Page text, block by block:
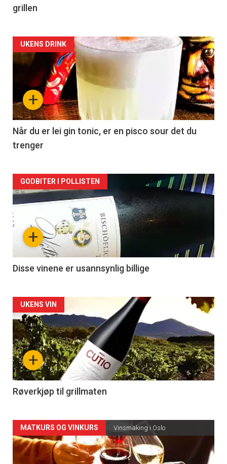
grillen
Forsiden
akkurat
nå
-
2
+
UKENS DRINK
Når du er lei gin tonic, er en pisco sour det du
trenger
Forsiden
akkurat
nå
3
+
GODBITER I POLLISTEN
Disse vinene er usannsynlig billige
Forsiden
akkurat
nå
-
4
+
UKENS VIN
Røverkjøp til grillmaten
Forsiden
akkurat
MATKURS OG VINKURS Vinsmaking i Oslo